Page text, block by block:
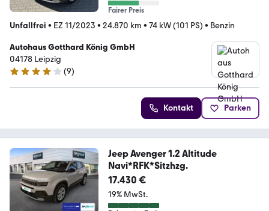
Fairer Preis
Unfallfrei • EZ 11/2023 • 24.870 km • 74 kW (101 PS) • Benzin
Autohaus Gotthard König GmbH
04178 Leipzig
4 Sterne
(9)
Kontakt Parken
Jeep Avenger 1.2 Altitude
Navi*RFK*Sitzhzg.
17.430 €
19% MwSt.